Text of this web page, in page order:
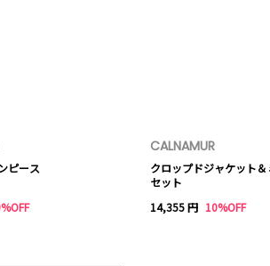
ピース
CALNAMUR
クロップドジャケット
セット
14,355 円 10%OFF